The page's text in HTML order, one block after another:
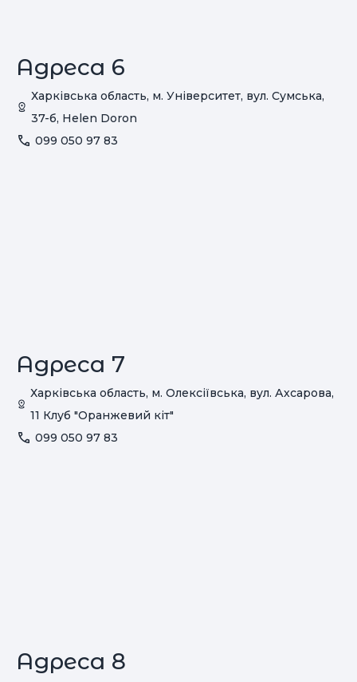
Адреса 6
Харківська область, м. Університет, вул. Сумська,
37-б, Helen Doron
099 050 97 83
Адреса 7
Харківська область, м. Олексіївська, вул. Ахсарова,
11 Клуб "Оранжевий кіт"
099 050 97 83
Адреса 8